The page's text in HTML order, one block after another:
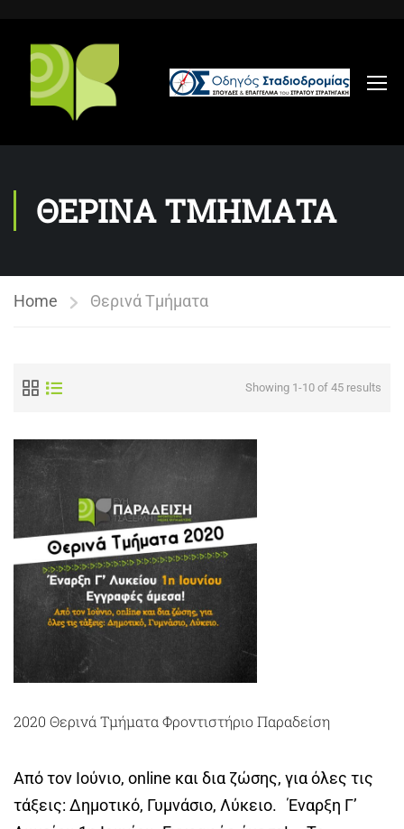
ΘΕΡΙΝΑ ΤΜΗΜΑΤΑ
Home Θερινά Τμήματα
Showing 1-10 of 45 results
2020 Θερινά Τμήματα Φροντιστήριο Παραδείση
Από τον Ιούνιο, online και δια ζώσης, για όλες τις
τάξεις: Δημοτικό, Γυμνάσιο, Λύκειο. Έναρξη Γ’